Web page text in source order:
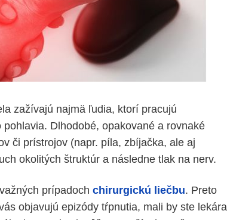
zažívajú najmä ľudia, ktorí pracujú
Dlhodobé, opakované a rovnaké
či prístrojov (napr. píla, zbíjačka, ale aj
okolitých štruktúr a následne tlak na nerv.
prípadoch chirurgickú liečbu. Preto
objavujú epizódy tŕpnutia, mali by ste lekára